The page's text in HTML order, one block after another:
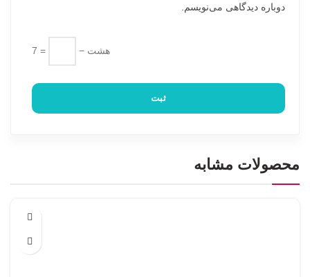
دوباره دیدگاهی می‌نویسم.
هشت − = 7
محصولات مشابه